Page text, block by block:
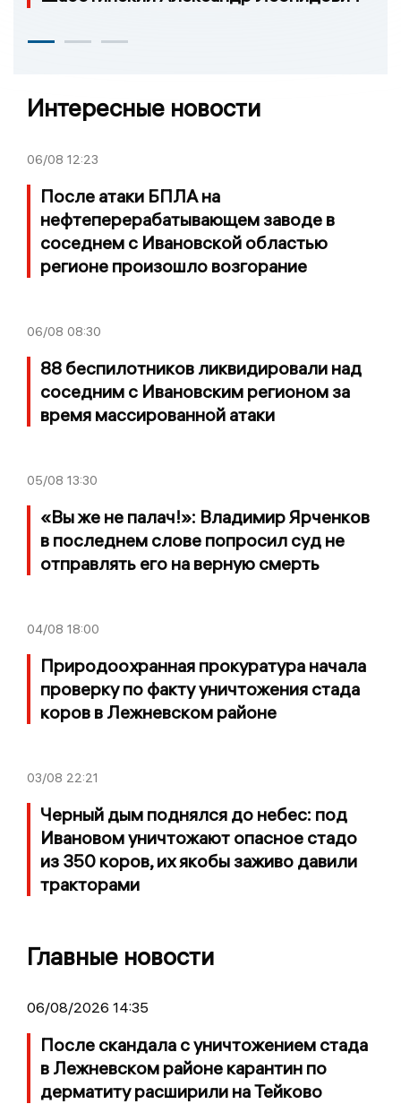
Интересные новости
06/08 12:23
После атаки БПЛА на
нефтеперерабатывающем заводе в
соседнем с Ивановской областью
регионе произошло возгорание
06/08 08:30
88 беспилотников ликвидировали над
соседним с Ивановским регионом за
время массированной атаки
05/08 13:30
«Вы же не палач!»: Владимир Ярченков
в последнем слове попросил суд не
отправлять его на верную смерть
04/08 18:00
Природоохранная прокуратура начала
проверку по факту уничтожения стада
коров в Лежневском районе
03/08 22:21
Черный дым поднялся до небес: под
Ивановом уничтожают опасное стадо
из 350 коров, их якобы заживо давили
тракторами
Главные новости
06/08/2026 14:35
После скандала с уничтожением стада
в Лежневском районе карантин по
дерматиту расширили на Тейково